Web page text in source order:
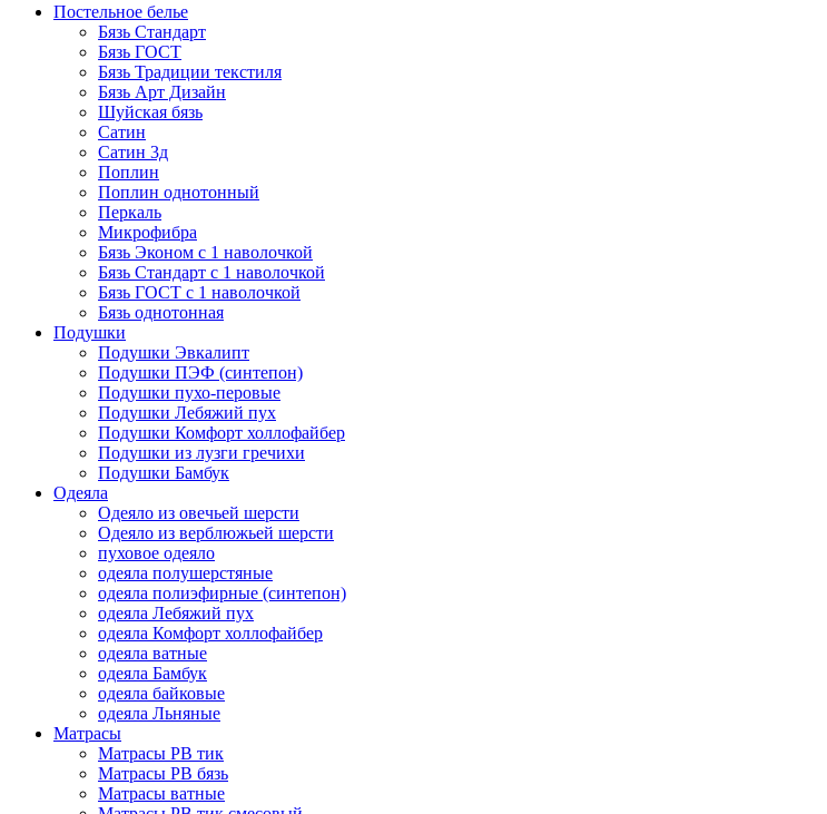
Постельное белье
Бязь Стандарт
Бязь ГОСТ
Бязь Традиции текстиля
Бязь Арт Дизайн
Шуйская бязь
Сатин
Сатин 3д
Поплин
Поплин однотонный
Перкаль
Микрофибра
Бязь Эконом с 1 наволочкой
Бязь Стандарт с 1 наволочкой
Бязь ГОСТ с 1 наволочкой
Бязь однотонная
Подушки
Подушки Эвкалипт
Подушки ПЭФ (синтепон)
Подушки пухо-перовые
Подушки Лебяжий пух
Подушки Комфорт холлофайбер
Подушки из лузги гречихи
Подушки Бамбук
Одеяла
Одеяло из овечьей шерсти
Одеяло из верблюжьей шерсти
пуховое одеяло
одеяла полушерстяные
одеяла полиэфирные (синтепон)
одеяла Лебяжий пух
одеяла Комфорт холлофайбер
одеяла ватные
одеяла Бамбук
одеяла байковые
одеяла Льняные
Матрасы
Матрасы РВ тик
Матрасы РВ бязь
Матрасы ватные